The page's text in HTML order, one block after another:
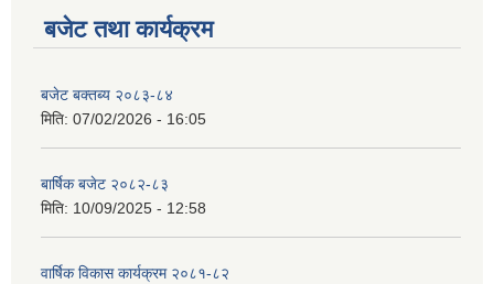
बजेट तथा कार्यक्रम
बजेट बक्तब्य २०८३-८४
मिति: 07/02/2026 - 16:05
बार्षिक बजेट २०८२-८३
मिति: 10/09/2025 - 12:58
वार्षिक विकास कार्यक्रम २०८१-८२